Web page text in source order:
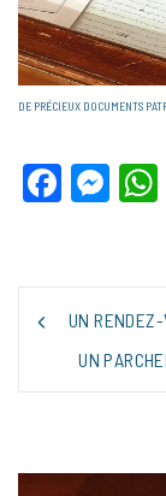
DE PRÉCIEUX DOCUMENTS
NAVIGATION
DE
L’ARTICLE
UN RENDEZ-
UN